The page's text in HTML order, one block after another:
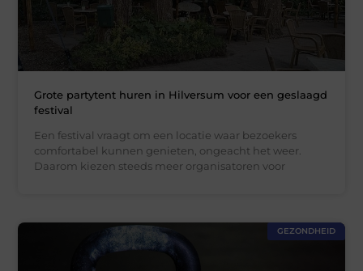
Grote partytent huren in Hilversum voor een geslaagd
festival
Een festival vraagt om een locatie waar bezoekers
comfortabel kunnen genieten, ongeacht het weer.
Daarom kiezen steeds meer organisatoren voor
GEZONDHEID